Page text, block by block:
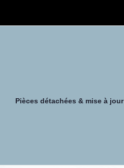
Pièces détachées & mise à jour